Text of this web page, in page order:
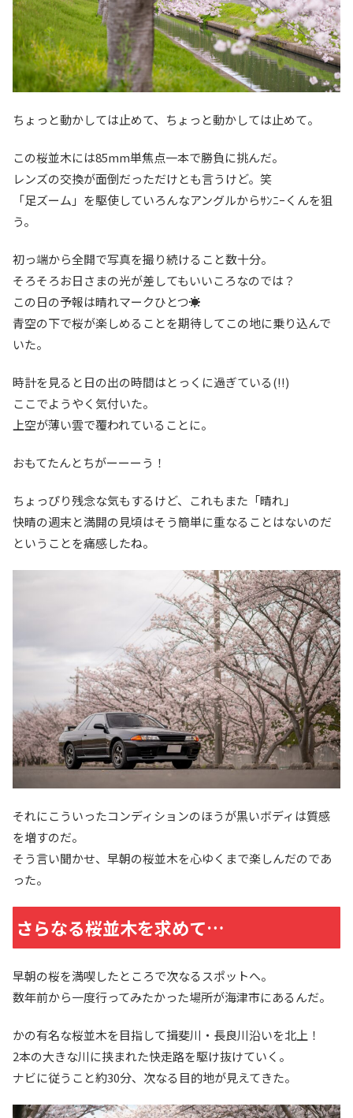
ちょっと動かしては止めて、ちょっと動かしては止めて。
この桜並木には85mm単焦点一本で勝負に挑んだ。
レンズの交換が面倒だっただけとも言うけど。笑
「足ズーム」を駆使していろんなアングルからｻﾝﾆｰくんを狙
う。
初っ端から全開で写真を撮り続けること数十分。
そろそろお日さまの光が差してもいいころなのでは？
この日の予報は晴れマークひとつ☀
青空の下で桜が楽しめることを期待してこの地に乗り込んで
いた。
時計を見ると日の出の時間はとっくに過ぎている(!!)
ここでようやく気付いた。
上空が薄い雲で覆われていることに。
おもてたんとちがーーーう！
ちょっぴり残念な気もするけど、これもまた「晴れ」
快晴の週末と満開の見頃はそう簡単に重なることはないのだ
ということを痛感したね。
それにこういったコンディションのほうが黒いボディは質感
を増すのだ。
そう言い聞かせ、早朝の桜並木を心ゆくまで楽しんだのであ
った。
さらなる桜並木を求めて…
早朝の桜を満喫したところで次なるスポットへ。
数年前から一度行ってみたかった場所が海津市にあるんだ。
かの有名な桜並木を目指して揖斐川・長良川沿いを北上！
2本の大きな川に挟まれた快走路を駆け抜けていく。
ナビに従うこと約30分、次なる目的地が見えてきた。